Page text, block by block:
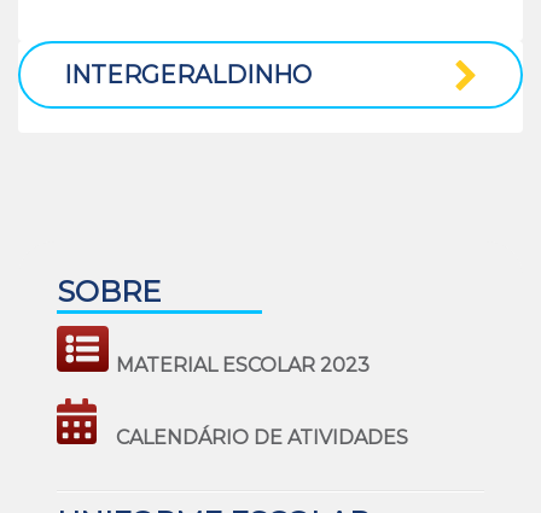
INTERGERALDINHO
SOBRE
MATERIAL ESCOLAR 2023
CALENDÁRIO DE ATIVIDADES